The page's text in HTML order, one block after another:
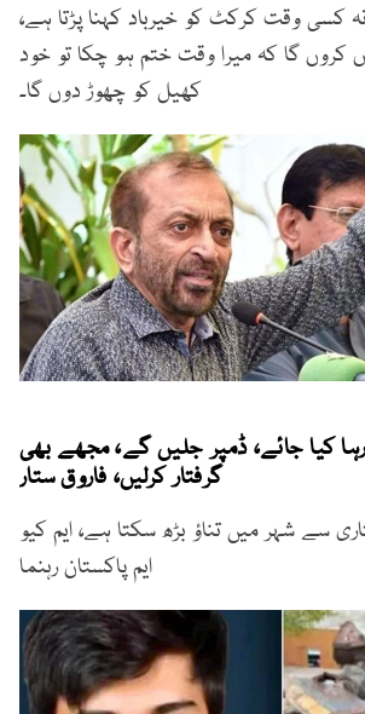
کسی وقت کرکٹ کو خیرباد کہنا پڑتا ہے،
گا کہ میرا وقت ختم ہو چکا تو خود
کھیل کو چھوڑ دوں گا۔
کیا جائے، ڈمپر جلیں گے، مجھے بھی
گرفتار کرلیں، فاروق ستار
سے شہر میں تناؤ بڑھ سکتا ہے، ایم کیو
ایم پاکستان رہنما